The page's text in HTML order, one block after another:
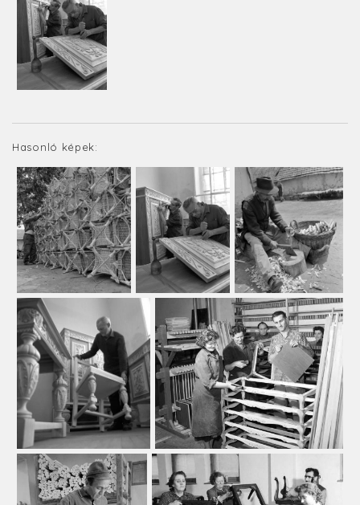
Hasonló képek: